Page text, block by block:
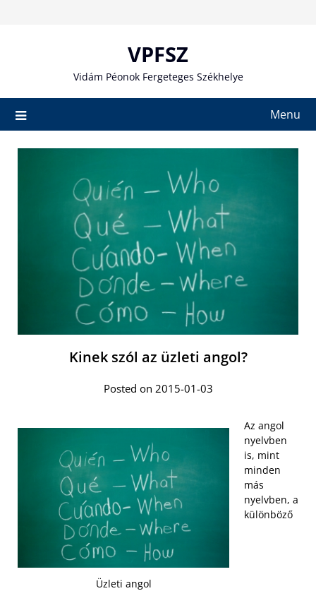
VPFSZ
Vidám Péonok Fergeteges Székhelye
Menu
Kinek szól az üzleti angol?
Posted on 2015-01-03
Üzleti angol
Az angol
nyelvben
is, mint
minden
más
nyelvben, a
különböző